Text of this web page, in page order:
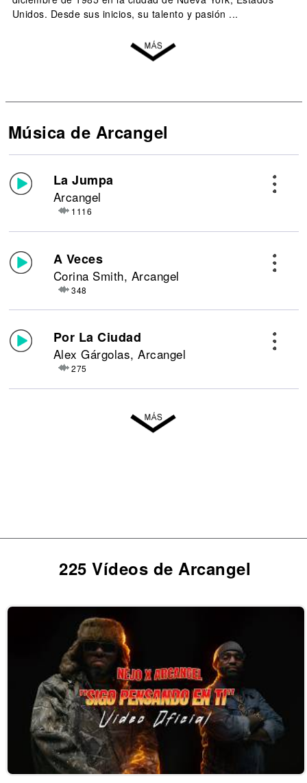
Unidos. Desde sus inicios, su talento y pasión ...
Música de Arcangel
La Jumpa
Arcangel
1116
A Veces
Corina Smith, Arcangel
348
Por La Ciudad
Alex Gárgolas, Arcangel
275
225 Vídeos de Arcangel